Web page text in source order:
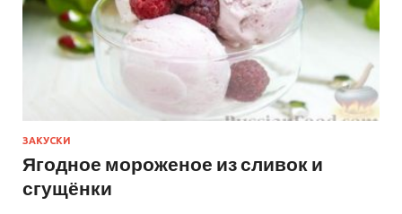
ЗАКУСКИ
Ягодное мороженое из сливок и
сгущёнки